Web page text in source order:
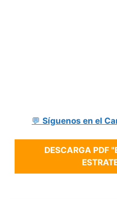
💬 Síguenos en el
DESCARGA PDF